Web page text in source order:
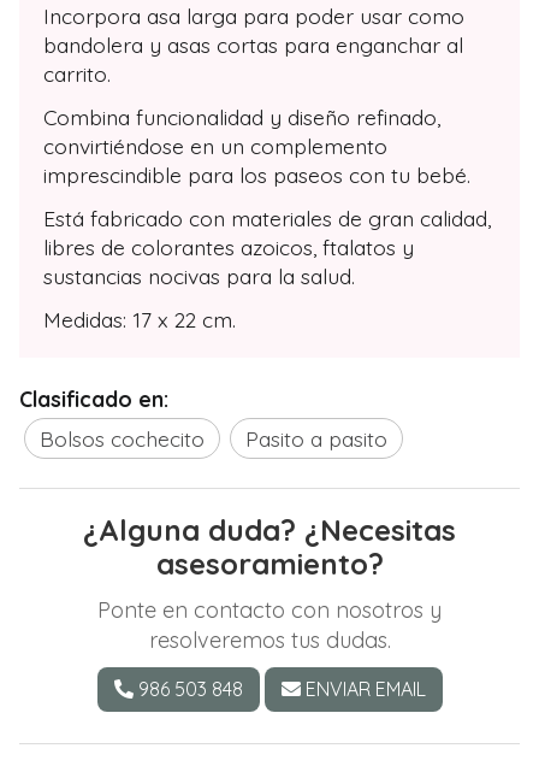
Incorpora asa larga para poder usar como
bandolera y asas cortas para enganchar al
carrito.
Combina funcionalidad y diseño refinado,
convirtiéndose en un complemento
imprescindible para los paseos con tu bebé.
Está fabricado con materiales de gran calidad,
libres de colorantes azoicos, ftalatos y
sustancias nocivas para la salud.
Medidas: 17 x 22 cm.
Clasificado en:
Bolsos cochecito
Pasito a pasito
¿Alguna duda? ¿Necesitas
asesoramiento?
Ponte en contacto con nosotros y
resolveremos tus dudas.
986 503 848 ENVIAR EMAIL